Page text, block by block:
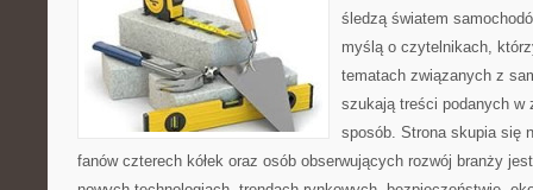
śledzą światem
myślą o czytelnikach,
tematach związanych z
szukają treści podanych w
sposób. Strona skupia się
fanów czterech kółek oraz osób obserwujących rozwój branży